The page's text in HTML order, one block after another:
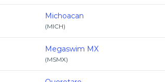
Michoacan
(MICH)
Megaswim MX
(MSMX)